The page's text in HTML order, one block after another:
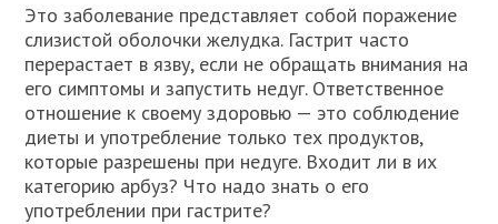
Это заболевание представляет собой поражение
слизистой оболочки желудка. Гастрит часто
перерастает в язву, если не обращать внимания на
его симптомы и запустить недуг. Ответственное
отношение к своему здоровью — это соблюдение
диеты и употребление только тех продуктов,
которые разрешены при недуге. Входит ли в их
категорию арбуз? Что надо знать о его
употреблении при гастрите?